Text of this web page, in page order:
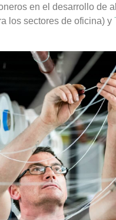
en el desarrollo de
los sectores de oficina) y